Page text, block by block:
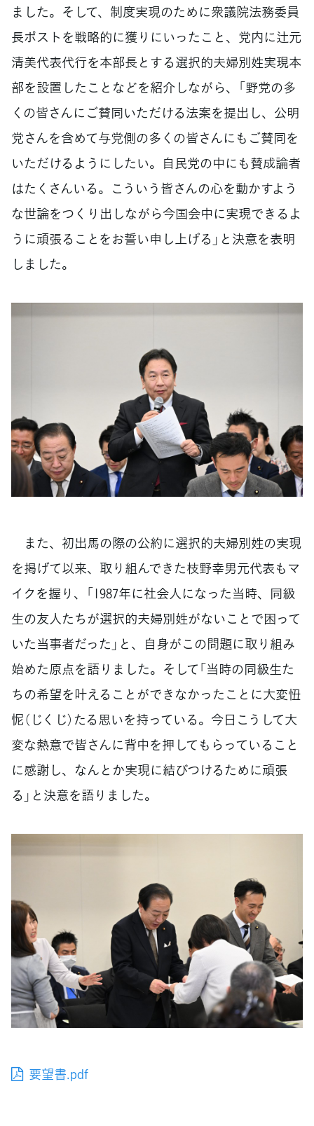
ました。そして、制度実現のために衆議院法務委員
長ポストを戦略的に獲りにいったこと、党内に辻元
清美代表代行を本部長とする選択的夫婦別姓実現本
部を設置したことなどを紹介しながら、「野党の多
くの皆さんにご賛同いただける法案を提出し、公明
党さんを含めて与党側の多くの皆さんにもご賛同を
いただけるようにしたい。自民党の中にも賛成論者
はたくさんいる。こういう皆さんの心を動かすよう
な世論をつくり出しながら今国会中に実現できるよ
うに頑張ることをお誓い申し上げる」と決意を表明
しました。
また、初出馬の際の公約に選択的夫婦別姓の実現
を掲げて以来、取り組んできた枝野幸男元代表もマ
イクを握り、「1987年に社会人になった当時、同級
生の友人たちが選択的夫婦別姓がないことで困って
いた当事者だった」と、自身がこの問題に取り組み
始めた原点を語りました。そして「当時の同級生た
ちの希望を叶えることができなかったことに大変忸
怩（じくじ）たる思いを持っている。今日こうして大
変な熱意で皆さんに背中を押してもらっていること
に感謝し、なんとか実現に結びつけるために頑張
る」と決意を語りました。
要望書.pdf